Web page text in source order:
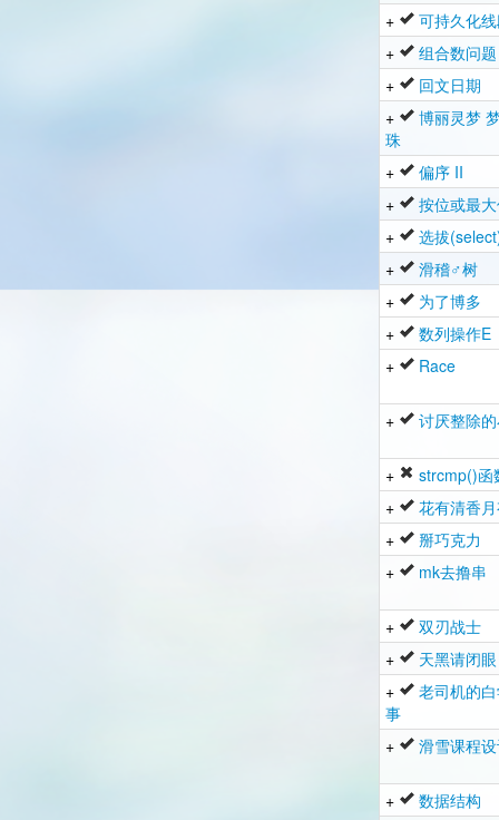
+
可持久化
+
组合数问题
+
回文日期
+
博丽灵梦
珠
+
偏序 II
+
按位或最
+
选拔
+
滑稽♂树
+
为了博多
+
数列操作E
+
Race
+ 讨厌整除
+
strcmp()函
+
花有清香
+
掰巧克力
+
mk去撸串
+
双刃战士
+
天黑请闭眼
+
老司机的
事
+
滑雪课程
+
数据结构